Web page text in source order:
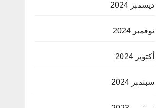
ديسمبر 2024
نوفمبر 2024
أكتوبر 2024
سبتمبر 2024